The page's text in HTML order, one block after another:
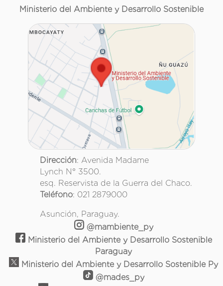
Ministerio del Ambiente y Desarrollo Sostenible
Dirección: Avenida Madame
Lynch N° 3500.
esq. Reservista de la Guerra del Chaco.
Teléfono: 021 2879000
Asunción, Paraguay.
@mambiente_py
Ministerio del Ambiente y Desarrollo Sostenible
Paraguay
Ministerio del Ambiente y Desarrollo Sostenible Py
@mades_py